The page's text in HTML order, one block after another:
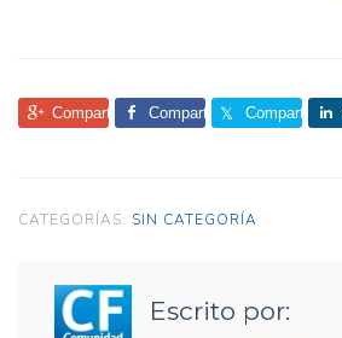
Comparte Comparte Comparte
CATEGORÍAS: SIN CATEGORÍA
Escrito por: